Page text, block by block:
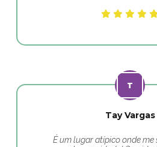
Tay Vargas
É um lugar atípico onde me